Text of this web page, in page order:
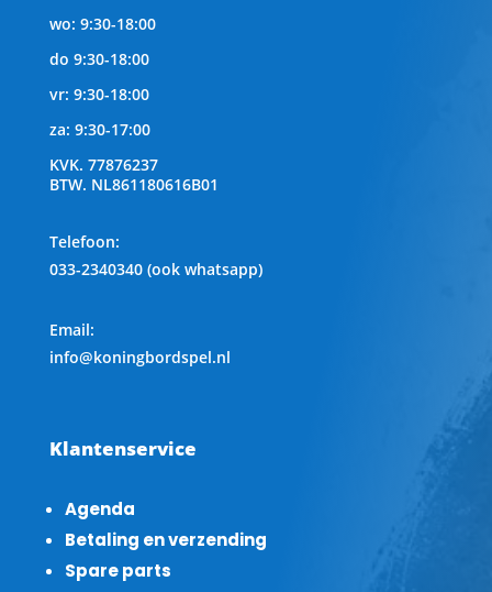
wo: 9:30-18:00
do 9:30-18:00
vr: 9:30-18:00
za: 9:30-17:00
KVK. 77876237
BTW. NL861180616B01
Telefoon:
033-2340340 (ook whatsapp)
Email:
info@koningbordspel.nl
Klantenservice
Agenda
Betaling en verzending
Spare parts